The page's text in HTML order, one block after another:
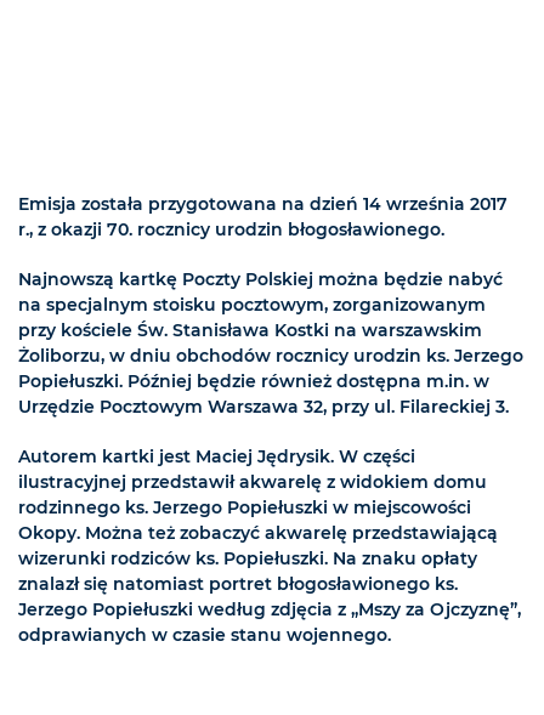
Emisja została przygotowana na dzień 14 września 2017
r., z okazji 70. rocznicy urodzin błogosławionego.
Najnowszą kartkę Poczty Polskiej można będzie nabyć
na specjalnym stoisku pocztowym, zorganizowanym
przy kościele Św. Stanisława Kostki na warszawskim
Żoliborzu, w dniu obchodów rocznicy urodzin ks. Jerzego
Popiełuszki. Później będzie również dostępna m.in. w
Urzędzie Pocztowym Warszawa 32, przy ul. Filareckiej 3.
Autorem kartki jest Maciej Jędrysik. W części
ilustracyjnej przedstawił akwarelę z widokiem domu
rodzinnego ks. Jerzego Popiełuszki w miejscowości
Okopy. Można też zobaczyć akwarelę przedstawiającą
wizerunki rodziców ks. Popiełuszki. Na znaku opłaty
znalazł się natomiast portret błogosławionego ks.
Jerzego Popiełuszki według zdjęcia z „Mszy za Ojczyznę”,
odprawianych w czasie stanu wojennego.